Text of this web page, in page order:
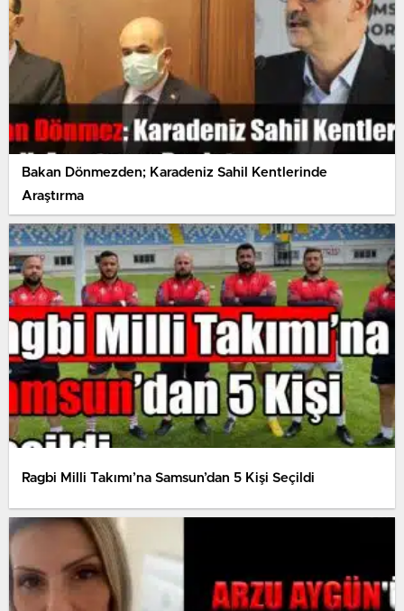
Bakan Dönmezden; Karadeniz Sahil Kentlerinde
Araştırma
Ragbi Milli Takımı’na Samsun’dan 5 Kişi Seçildi